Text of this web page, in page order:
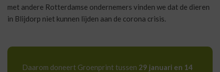
met andere Rotterdamse ondernemers vinden we dat de dieren
in Blijdorp niet kunnen lijden aan de corona crisis.
Daarom doneert Groenprint tussen 29 januari en 14